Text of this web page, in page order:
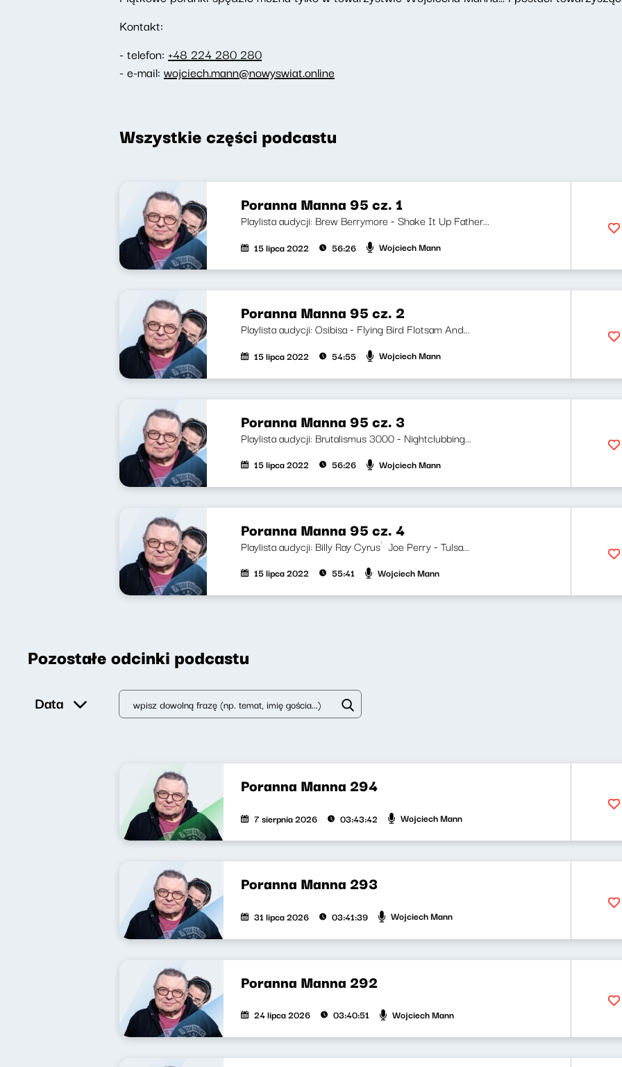
Kontakt:
- telefon: +48 224 280 280
- e-mail: wojciech.mann@nowyswiat.online
Wszystkie części podcastu
Poranna Manna 95 cz. 1
Playlista audycji: Brew Berrymore - Shake It Up Father...
15 lipca 2022 56:26 Wojciech Mann
Poranna Manna 95 cz. 2
Playlista audycji: Osibisa - Flying Bird Flotsam And...
15 lipca 2022 54:55 Wojciech Mann
Poranna Manna 95 cz. 3
Playlista audycji: Brutalismus 3000 - Nightclubbing...
15 lipca 2022 56:26 Wojciech Mann
Poranna Manna 95 cz. 4
Playlista audycji: Billy Ray Cyrus`Joe Perry - Tulsa...
15 lipca 2022 55:41 Wojciech Mann
Pozostałe odcinki podcastu
Data
Poranna Manna 294
7 sierpnia 2026 03:43:42 Wojciech Mann
Poranna Manna 293
31 lipca 2026 03:41:39 Wojciech Mann
Poranna Manna 292
24 lipca 2026 03:40:51 Wojciech Mann